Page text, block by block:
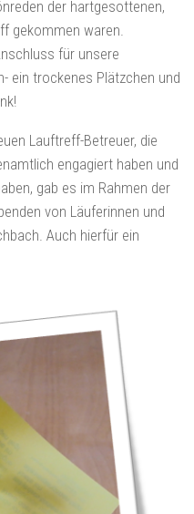
der hartgesottenen,
gekommen waren.
für unsere
ein trockenes Plätzchen und
Lauftreff-Betreuer, die
engagiert haben und
gab es im Rahmen der
von Läuferinnen und
Auch hierfür ein